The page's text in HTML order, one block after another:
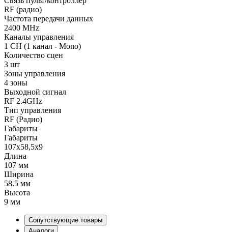
RF (радио)
Частота передачи данных
2400 MHz
Каналы управления
1 CH (1 канал - Mono)
Количество сцен
3 шт
Зоны управления
4 зоны
Выходной сигнал
RF 2.4GHz
Тип управления
RF (Радио)
Габариты
Габариты
107x58,5x9
Длина
107 мм
Ширина
58.5 мм
Высота
9 мм
Сопутствующие товары